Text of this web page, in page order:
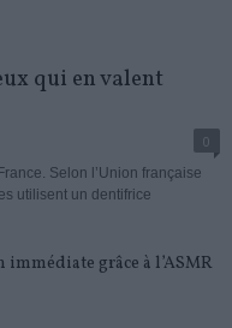
qui en valent
0
Selon l’Union française
utilisent un dentifrice
grâce à l’ASMR